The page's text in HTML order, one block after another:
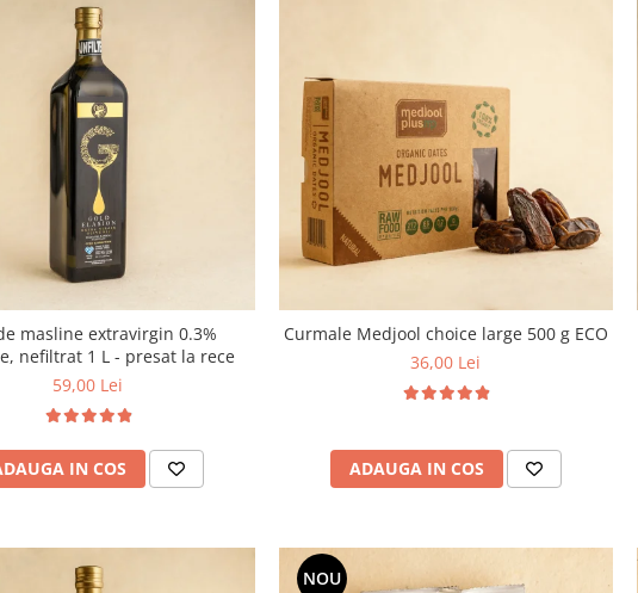
masline extravirgin 0.3%
nefiltrat 1 L - presat la rece
59,00 Lei
IN COS
Curmale Medjool choice large 500 g ECO
36,00 Lei
ADAUGA IN COS
NOU